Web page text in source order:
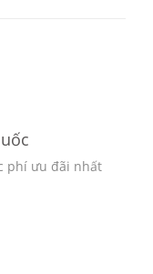
phí ưu đãi nhất